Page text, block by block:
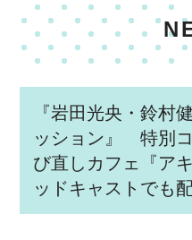
『岩田光央・鈴村
ッション』 特別
び直しカフェ『ア
ッドキャストでも配